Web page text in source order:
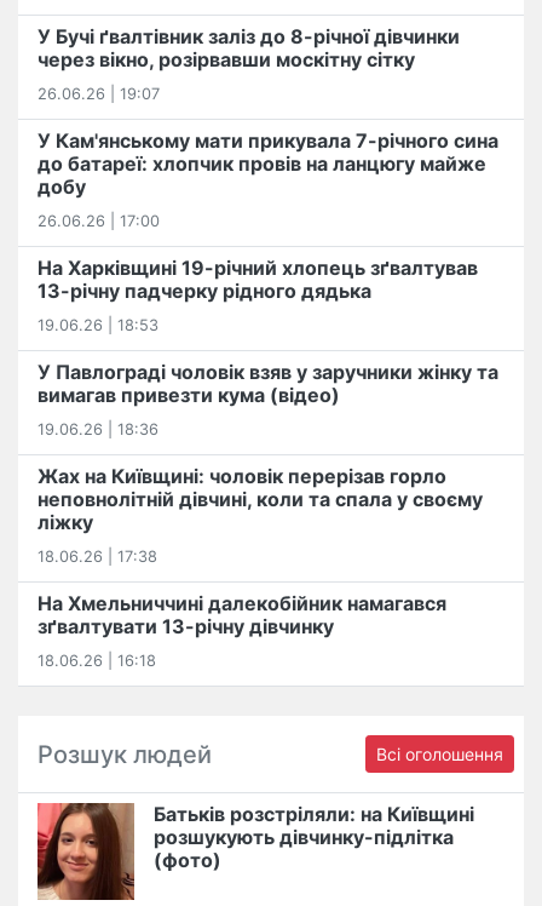
У Бучі ґвалтівник заліз до 8-річної дівчинки
через вікно, розірвавши москітну сітку
26.06.26 | 19:07
У Кам'янському мати прикувала 7-річного сина
до батареї: хлопчик провів на ланцюгу майже
добу
26.06.26 | 17:00
На Харківщині 19-річний хлопець​ ️зґвалтував
13-річну падчерку рідного дядька
19.06.26 | 18:53
У Павлограді чоловік взяв у заручники жінку та
вимагав привезти кума (відео)
19.06.26 | 18:36
Жах на Київщині: чоловік перерізав горло
неповнолітній дівчині, коли та спала у своєму
ліжку
18.06.26 | 17:38
На Хмельниччині далекобійник намагався
зґвалтувати 13-річну дівчинку
18.06.26 | 16:18
Розшук людей Всі оголошення
Батьків розстріляли: на Київщині
розшукують дівчинку-підлітка
(фото)